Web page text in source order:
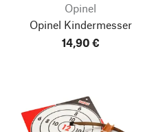
Opinel
Opinel Kindermesser
14,90 €